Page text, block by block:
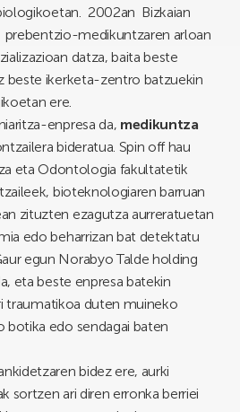
2002an Bizkaian
medikuntzaren arloan
datza, baita beste
beste ikerketa-zentro batzuekin
ere.
enpresa da, medikuntza
bideratua. Spin off hau
eta Odontologia fakultatetik
bioteknologiaren barruan
zituzten ezagutza aurreratuetan
edo beharrizan bat detektatu
egun Norabyo Talde holding
eta beste enpresa batekin
traumatikoa duten muineko
botika edo sendagai baten
bidez ere, aurki
sortzen ari diren erronka berriei